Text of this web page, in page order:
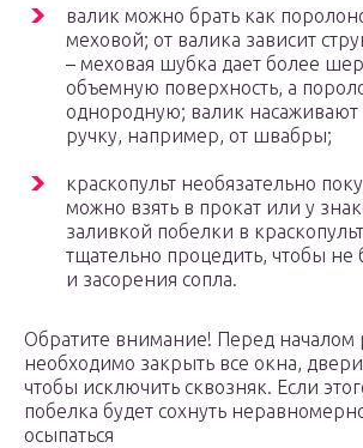
валик можно брать как
меховой; от валика зависит
– меховая шубка дает более
объемную поверхность, а
однородную; валик
ручку, например, от швабры;
краскопульт необязательно
можно взять в прокат или у
заливкой побелки в
тщательно процедить, чтобы не
и засорения сопла.
Обратите внимание! Перед началом
необходимо закрыть все окна,
чтобы исключить сквозняк. Если
побелка будет сохнуть
осыпаться